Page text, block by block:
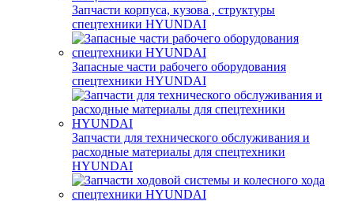
Запчасти корпуса, кузова , структуры
спецтехники HYUNDAI
Запасные части рабочего оборудования
спецтехники HYUNDAI
Запчасти для технического обслуживания и
расходные материалы для спецтехники
HYUNDAI